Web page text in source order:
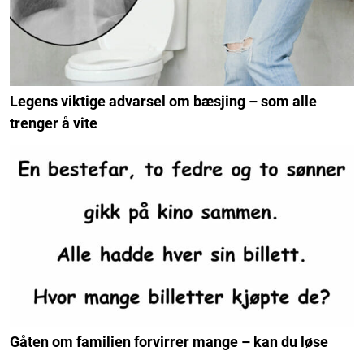
Legens viktige advarsel om bæsjing – som alle
trenger å vite
Gåten om familien forvirrer mange – kan du løse